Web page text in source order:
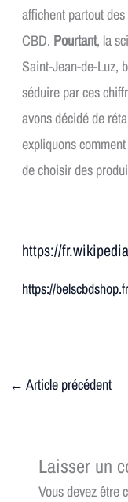
affichent partout
CBD. Pourtant, la
Saint-Jean-de-Luz,
séduire par ces
avons décidé de
expliquons
de choisir des
https://
https://
← Article précédent
Laisser un
Vous devez être